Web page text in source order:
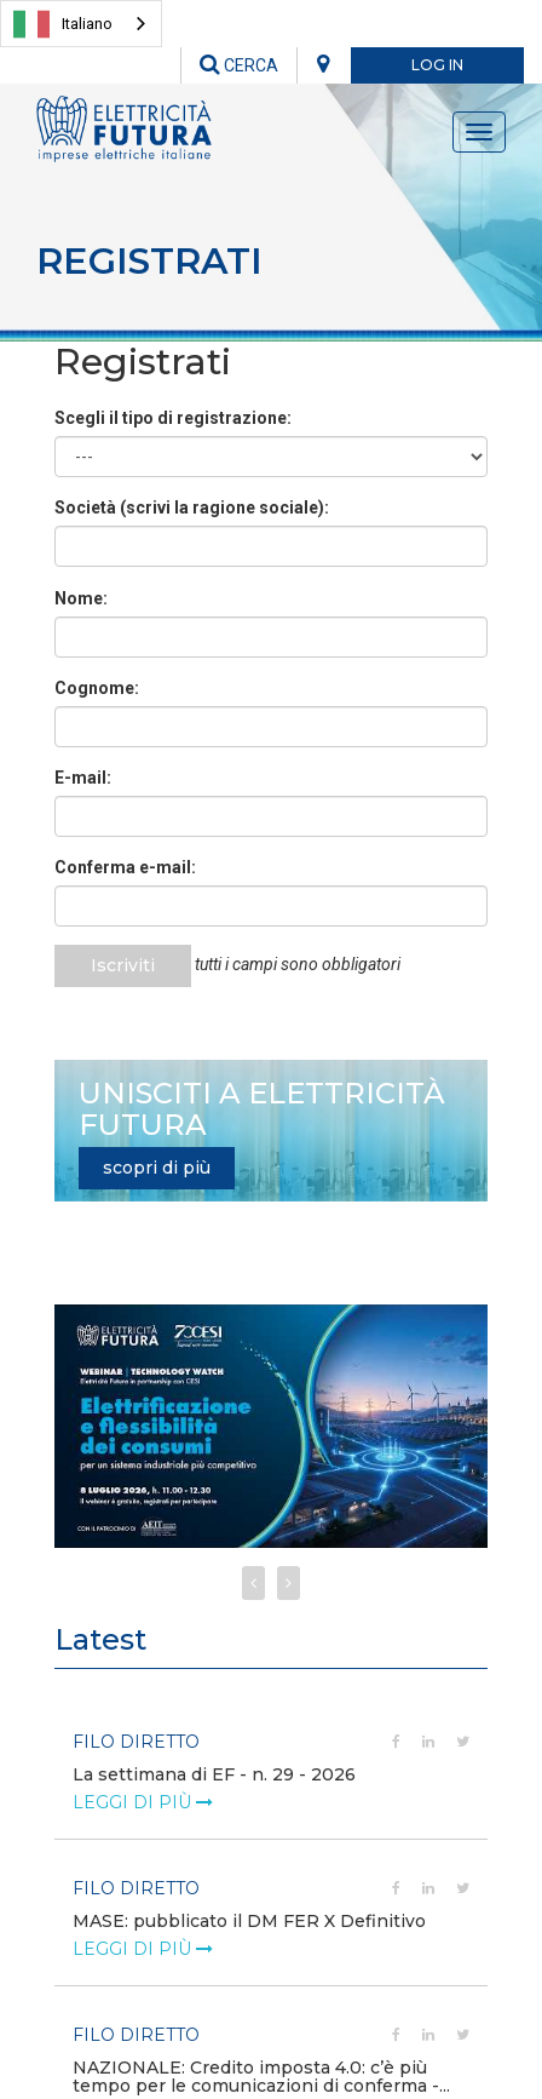
Italiano
LOG IN
CERCA
Toggle
REGISTRATI
Registrati
Scegli il tipo di registrazione:
Società (scrivi la ragione sociale):
Nome:
Cognome:
E-mail:
Conferma e-mail:
Iscriviti tutti i campi sono obbligatori
UNISCITI A ELETTRICITÀ
FUTURA
scopri di più
Latest
FILO DIRETTO
La settimana di EF - n. 29 - 2026
LEGGI DI PIÙ
FILO DIRETTO
MASE: pubblicato il DM FER X Definitivo
LEGGI DI PIÙ
FILO DIRETTO
NAZIONALE: Credito imposta 4.0: c’è più
tempo per le comunicazioni di conferma -...